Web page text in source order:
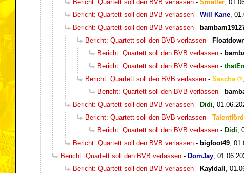
Bericht: Quartett soll den BVB verlassen - Smeller
Bericht: Quartett soll den BVB verlassen - Will Kane
Bericht: Quartett soll den BVB verlassen -
Bericht: Quartett soll den BVB verlassen -
Bericht: Quartett soll den BVB verlassen -
Bericht: Quartett soll den BVB verlassen -
Bericht: Quartett soll den BVB verlassen - Sascha
Bericht: Quartett soll den BVB verlassen -
Bericht: Quartett soll den BVB verlassen - Didi
Bericht: Quartett soll den BVB verlassen -
Bericht: Quartett soll den BVB verlassen - Didi
Bericht: Quartett soll den BVB verlassen - bigfoot49
Bericht: Quartett soll den BVB verlassen - DomJay
Bericht: Quartett soll den BVB verlassen - Kayldall